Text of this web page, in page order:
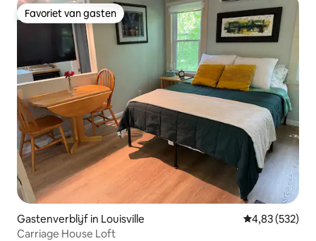
Favoriet van gasten
Favoriet van gasten
Gastenverblijf in Louisville Gemiddelde
4,83 (532)
Carriage House Loft